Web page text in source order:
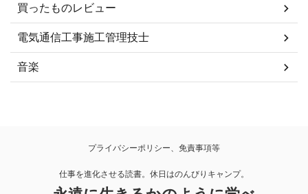
買ったものレビュー
電気通信工事施工管理技士
音楽
プライバシーポリシー、免責事項等
仕事を進化させる読書。休日はのんびりキャンプ。